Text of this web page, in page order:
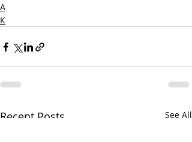
А
К
Recent Posts See All